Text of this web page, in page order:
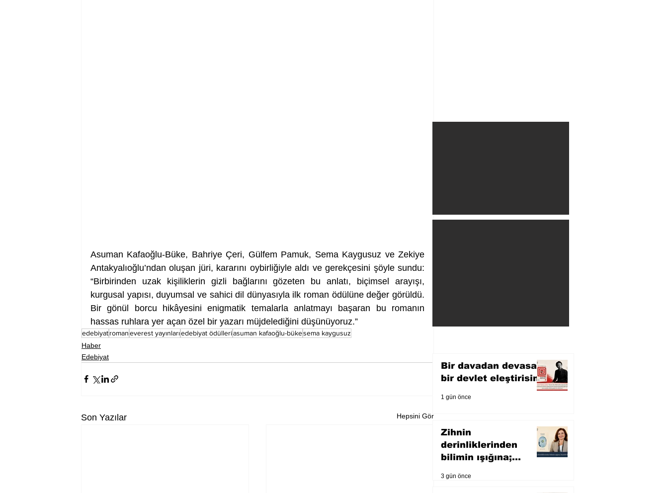
Asuman Kafaoğlu-Büke, Bahriye Çeri, Gülfem Pamuk, Sema Kaygusuz ve Zekiye
Antakyalıoğlu’ndan oluşan jüri, kararını oybirliğiyle aldı ve gerekçesini şöyle sundu:
“Birbirinden uzak kişiliklerin gizli bağlarını gözeten bu anlatı, biçimsel arayışı,
kurgusal yapısı, duyumsal ve sahici dil dünyasıyla ilk roman ödülüne değer görüldü.
Bir gönül borcu hikâyesini enigmatik temalarla anlatmayı başaran bu romanın
hassas ruhlara yer açan özel bir yazarı müjdelediğini düşünüyoruz.”
edebiyatromaneverest yayınlarıedebiyat ödülleriasuman kafaoğlu-bükesema kaygusuz
Haber
Edebiyat
Son Yazılar Hepsini Gör
Bir davadan devasa
bir devlet eleştirisine
1 gün önce
Zihnin
derinliklerinden
bilimin ışığına;
3 gün önce